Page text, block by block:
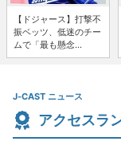
【ドジャース】打撃不
振ベッツ、低迷のチー
ムで「最も懸念...
J-CAST ニュース
アクセスラ